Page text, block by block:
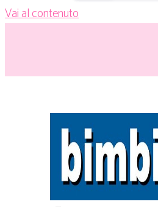
Vai al contenuto